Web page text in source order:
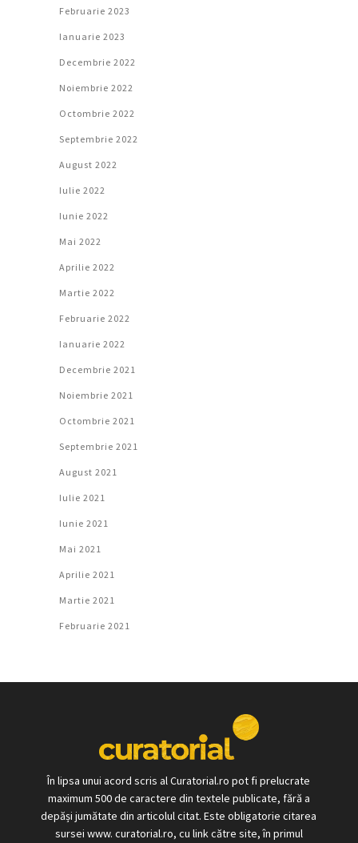
Februarie 2023
Ianuarie 2023
Decembrie 2022
Noiembrie 2022
Octombrie 2022
Septembrie 2022
August 2022
Iulie 2022
Iunie 2022
Mai 2022
Aprilie 2022
Martie 2022
Februarie 2022
Ianuarie 2022
Decembrie 2021
Noiembrie 2021
Octombrie 2021
Septembrie 2021
August 2021
Iulie 2021
Iunie 2021
Mai 2021
Aprilie 2021
Martie 2021
Februarie 2021
În lipsa unui acord scris al Curatorial.ro pot fi prelucrate
maximum 500 de caractere din textele publicate, fără a
depăși jumătate din articolul citat. Este obligatorie citarea
sursei www. curatorial.ro, cu link către site, în primul